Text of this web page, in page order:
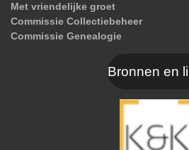
Met vriendelijke groet
Commissie Collectiebeheer
Commissie Genealogie
Bronnen en